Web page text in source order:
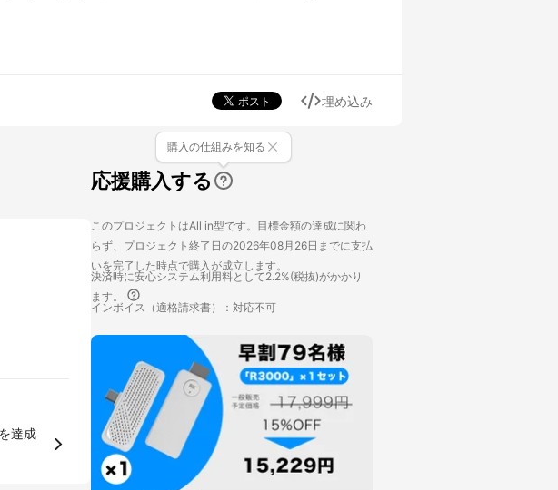
埋め込み
達成
応援購入する
購入の仕組みを知る
このプロジェクトはAll in型です。目標金額の達成に関わ
らず、プロジェクト終了日の2026年08月26日までに支払
いを完了した時点で購入が成立します。
決済時に安心システム利用料として2.2%(税抜)がかかり
ます。
インボイス（適格請求書）：対応不可